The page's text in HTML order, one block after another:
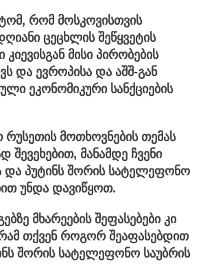
რომ მოსკოვისთვის
ცეცხლის შეწყვეტის
მისი პირობების
და ევროპისა და აშშ-გან
ეკონომიკური სანქციების
რუსეთის მოთხოვნების თემას
შევეხებით, მანამდე ჩვენი
და პუტინს შორის სატელეფონო
უნდა დავიწყოთ.
მხარეების შეფასებები კი
თქვენ როგორ შეაფასებდით
შორის სატელეფონო საუბრის